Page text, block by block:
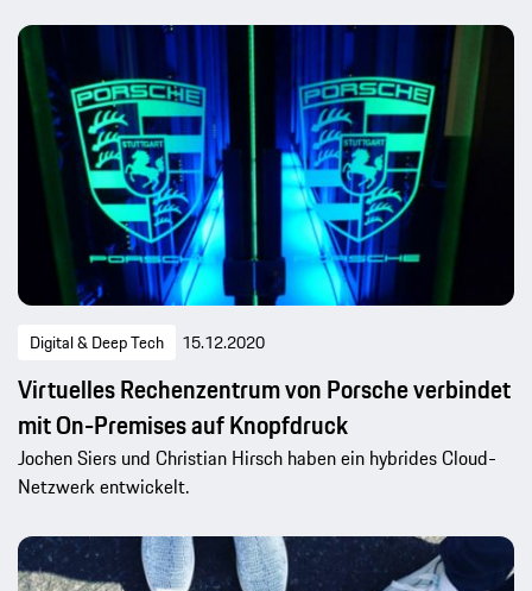
Digital & Deep Tech 15.12.2020
Virtuelles Rechenzentrum von Porsche verbindet
mit On-Premises auf Knopfdruck
Jochen Siers und Christian Hirsch haben ein hybrides Cloud-
Netzwerk entwickelt.